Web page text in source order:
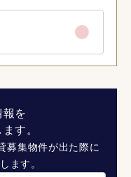
を
す。
募集物件が出た際に
ます。